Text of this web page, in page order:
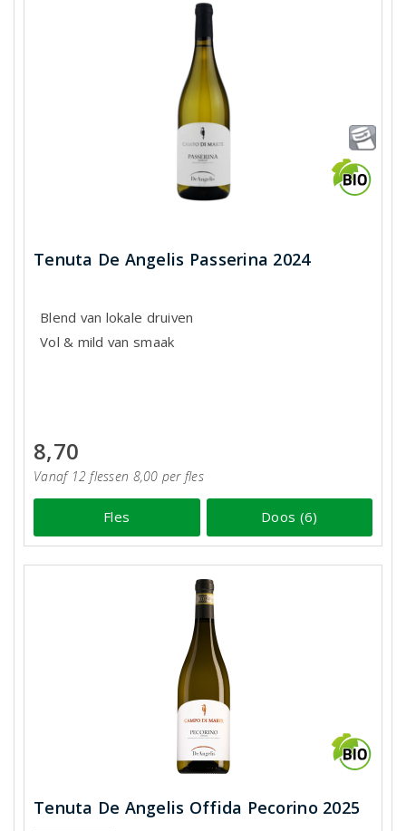
Tenuta De Angelis Passerina 2024
Blend van lokale druiven
Vol & mild van smaak
8,70
Vanaf 12 flessen 8,00 per fles
Fles Doos (6)
Tenuta De Angelis Offida Pecorino 2025